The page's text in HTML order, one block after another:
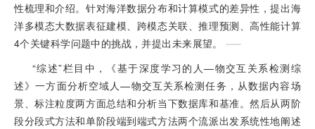
性梳理和介绍。针对海洋数据分布和计算模式的差异性，提出海
洋多模态大数据表征建模、跨模态关联、推理预测、高性能计算
4个关键科学问题中的挑战，并提出未来展望。
“综述”栏目中，《基于深度学习的人—物交互关系检测综
述》一方面分析空域人—物交互关系检测任务，从数据内容场
景、标注粒度两方面总结和分析当下数据库和基准。然后从两阶
段分段式方法和单阶段端到端式方法两个流派出发系统性地阐述